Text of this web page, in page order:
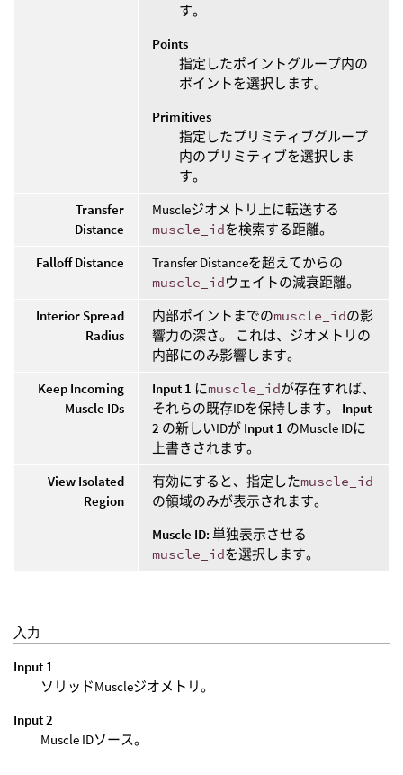
す。
Points
指定したポイントグループ内の
ポイントを選択します。
Primitives
指定したプリミティブグループ
内のプリミティブを選択しま
す。
Transfer
Distance
Muscleジオメトリ上に転送する
muscle_idを検索する距離。
Falloff Distance
Transfer Distanceを超えてからの
muscle_idウェイトの減衰距離。
Interior Spread
Radius
内部ポイントまでのmuscle_idの影
響力の深さ。 これは、ジオメトリの
内部にのみ影響します。
Keep Incoming
Muscle IDs
Input 1 にmuscle_idが存在すれば、
それらの既存IDを保持します。 Input
2 の新しいIDが Input 1 のMuscle IDに
上書きされます。
View Isolated
Region
有効にすると、指定したmuscle_id
の領域のみが表示されます。
Muscle ID: 単独表示させる
muscle_idを選択します。
入力
Input 1
ソリッドMuscleジオメトリ。
Input 2
Muscle IDソース。